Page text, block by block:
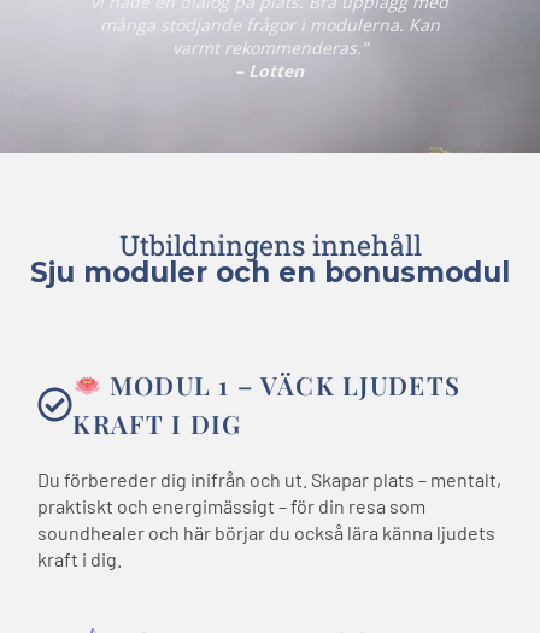
många stödjande frågor i modulerna. Kan
varmt rekommenderas.”
– Lotten
Utbildningens innehåll
Sju moduler och en bonusmodul
MODUL 1 – VÄCK LJUDETS
KRAFT I DIG
Du förbereder dig inifrån och ut. Skapar plats – mentalt,
praktiskt och energimässigt – för din resa som
soundhealer och här börjar du också lära känna ljudets
kraft i dig.